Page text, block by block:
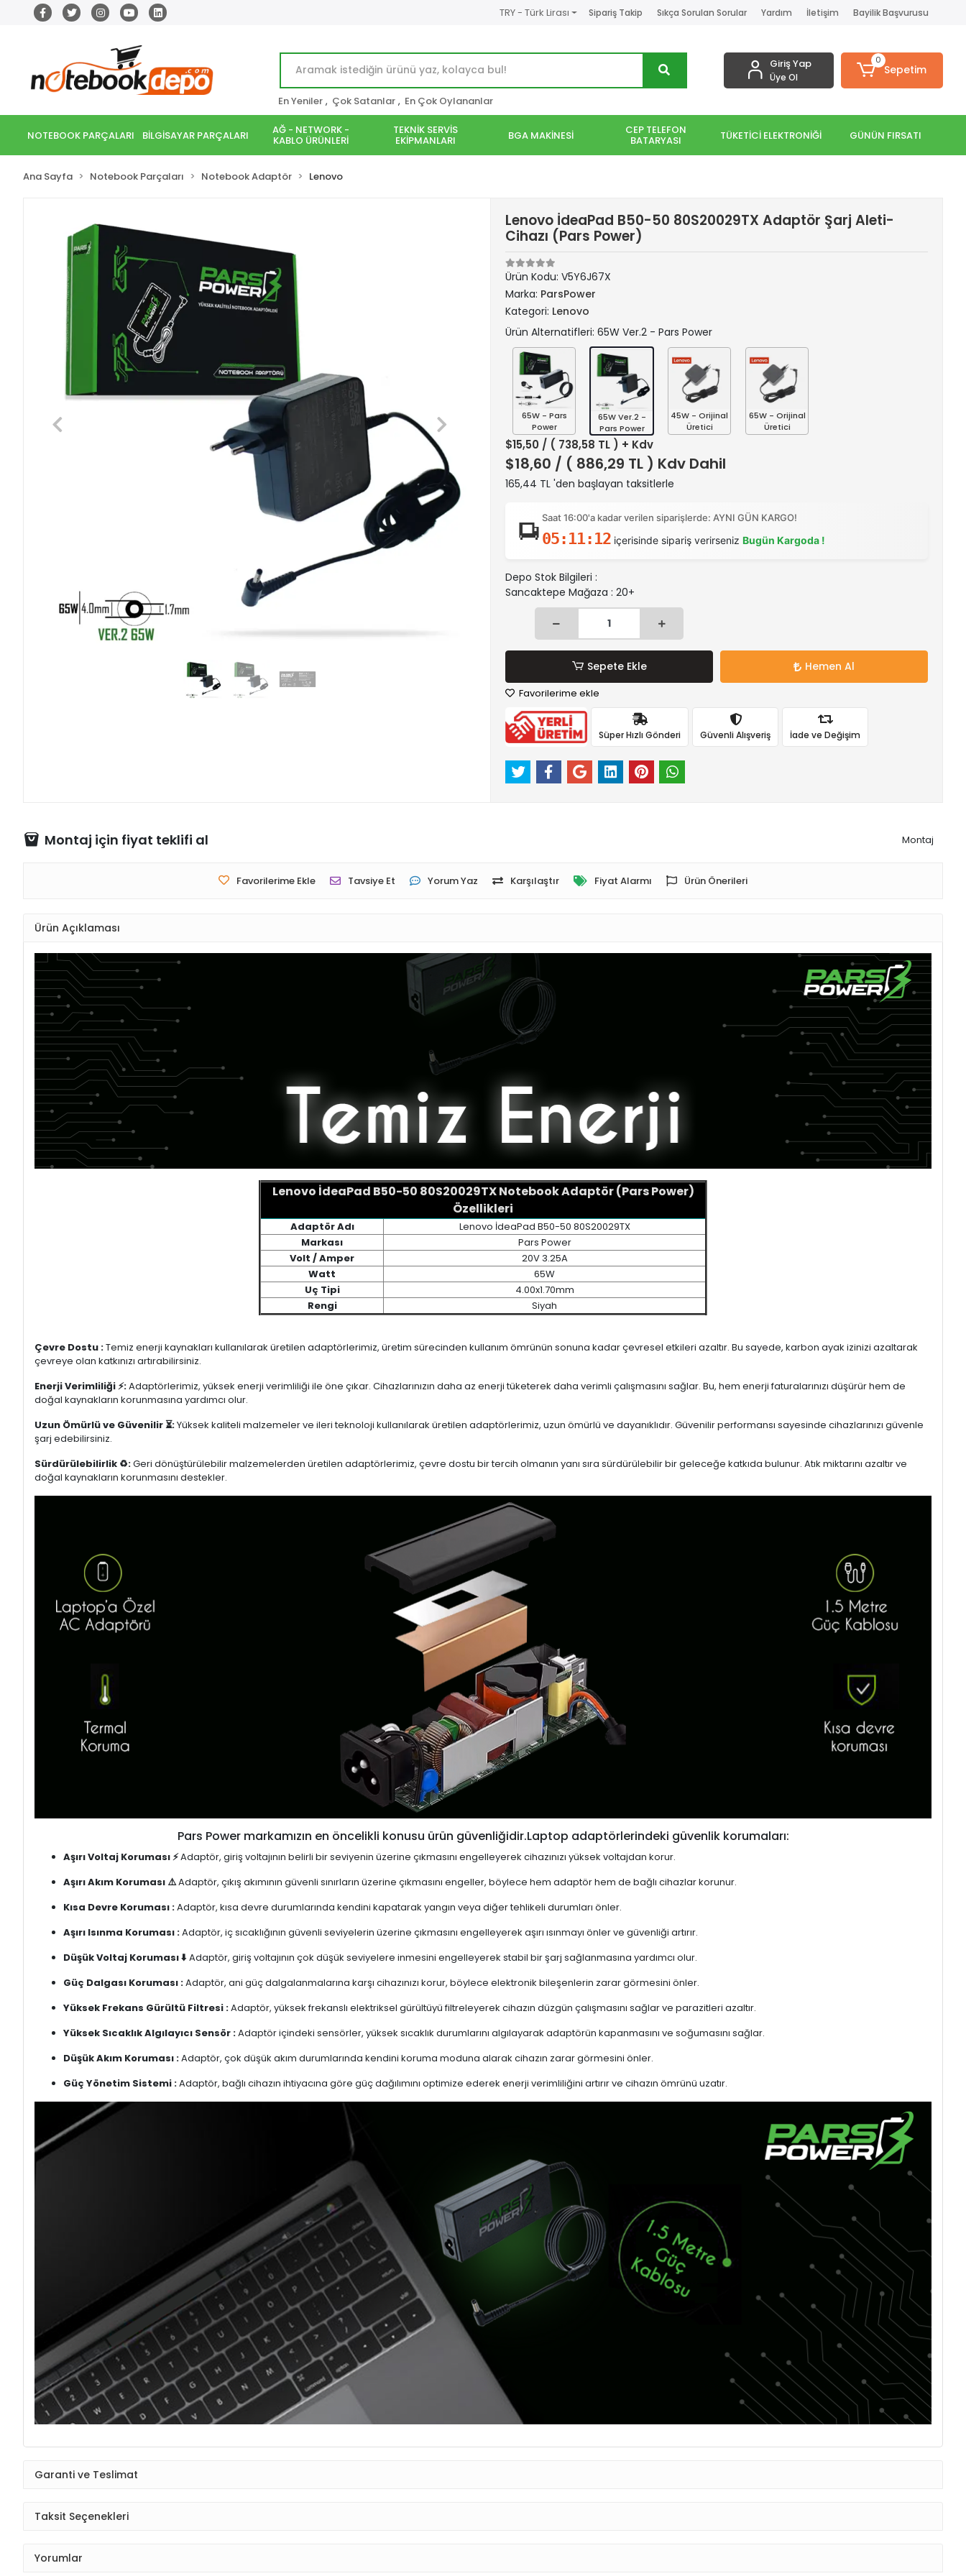
TRY - Türk Lirası Sipariş Takip Sıkça Sorulan Sorular Yardım İletişim Bayilik Başvurusu
En Yeniler , Çok Satanlar , En Çok Oylananlar
Giriş Yap
Üye Ol
0
Sepetim
NOTEBOOK PARÇALARI BİLGİSAYAR PARÇALARI AĞ - NETWORK -
KABLO ÜRÜNLERİ
TEKNİK SERVİS
EKİPMANLARI BGA MAKİNESİ CEP TELEFON
BATARYASI TÜKETİCİ ELEKTRONİĞİ GÜNÜN FIRSATI
Ana Sayfa Notebook Parçaları Notebook Adaptör Lenovo
Lenovo İdeaPad B50-50 80S20029TX Adaptör Şarj Aleti-
Cihazı (Pars Power)
Ürün Kodu: V5Y6J67X
Marka: ParsPower
Kategori: Lenovo
Ürün Alternatifleri: 65W Ver.2 - Pars Power
65W - Pars
Power
65W Ver.2 -
Pars Power
45W - Orijinal
Üretici
65W - Orijinal
Üretici
$15,50 / ( 738,58 TL ) + Kdv
$18,60 / ( 886,29 TL ) Kdv Dahil
165,44 TL 'den başlayan taksitlerle
Saat 16:00'a kadar verilen siparişlerde: AYNI GÜN KARGO!
05:11:11 içerisinde sipariş verirseniz Bugün Kargoda !
Depo Stok Bilgileri :
Sancaktepe Mağaza : 20+
Sepete Ekle Hemen Al
Favorilerime ekle
Süper Hızlı Gönderi Güvenli Alışveriş İade ve Değişim
Montaj için fiyat teklifi al Montaj
Favorilerime Ekle Tavsiye Et Yorum Yaz Karşılaştır Fiyat Alarmı Ürün Önerileri
Ürün Açıklaması
Lenovo İdeaPad B50-50 80S20029TX Notebook Adaptör (Pars Power)
Özellikleri
Adaptör Adı
Lenovo İdeaPad B50-50 80S20029TX
Markası
Pars Power
Volt / Amper
20V 3.25A
Watt
65W
Uç Tipi
4.00x1.70mm
Rengi
Siyah
Çevre Dostu :Temiz enerji kaynakları kullanılarak üretilen adaptörlerimiz, üretim sürecinden kullanım ömrünün sonuna kadar çevresel etkileri azaltır. Bu sayede, karbon ayak izinizi azaltarak
çevreye olan katkınızı artırabilirsiniz.
Enerji Verimliliği ⚡:Adaptörlerimiz, yüksek enerji verimliliği ile öne çıkar. Cihazlarınızın daha az enerji tüketerek daha verimli çalışmasını sağlar. Bu, hem enerji faturalarınızı düşürür hem de
doğal kaynakların korunmasına yardımcı olur.
Uzun Ömürlü ve Güvenilir ⏳:Yüksek kaliteli malzemeler ve ileri teknoloji kullanılarak üretilen adaptörlerimiz, uzun ömürlü ve dayanıklıdır. Güvenilir performansı sayesinde cihazlarınızı güvenle
şarj edebilirsiniz.
Sürdürülebilirlik ♻️:Geri dönüştürülebilir malzemelerden üretilen adaptörlerimiz, çevre dostu bir tercih olmanın yanı sıra sürdürülebilir bir geleceğe katkıda bulunur. Atık miktarını azaltır ve
doğal kaynakların korunmasını destekler.
Pars Power markamızın en öncelikli konusu ürün güvenliğidir.Laptop adaptörlerindeki güvenlik korumaları:
Aşırı Voltaj Koruması ⚡Adaptör, giriş voltajının belirli bir seviyenin üzerine çıkmasını engelleyerek cihazınızı yüksek voltajdan korur.
Aşırı Akım Koruması ⚠️Adaptör, çıkış akımının güvenli sınırların üzerine çıkmasını engeller, böylece hem adaptör hem de bağlı cihazlar korunur.
Kısa Devre Koruması :Adaptör, kısa devre durumlarında kendini kapatarak yangın veya diğer tehlikeli durumları önler.
Aşırı Isınma Koruması :Adaptör, iç sıcaklığının güvenli seviyelerin üzerine çıkmasını engelleyerek aşırı ısınmayı önler ve güvenliği artırır.
Düşük Voltaj Koruması ⬇️Adaptör, giriş voltajının çok düşük seviyelere inmesini engelleyerek stabil bir şarj sağlanmasına yardımcı olur.
Güç Dalgası Koruması :Adaptör, ani güç dalgalanmalarına karşı cihazınızı korur, böylece elektronik bileşenlerin zarar görmesini önler.
Yüksek Frekans Gürültü Filtresi :Adaptör, yüksek frekanslı elektriksel gürültüyü filtreleyerek cihazın düzgün çalışmasını sağlar ve parazitleri azaltır.
Yüksek Sıcaklık Algılayıcı Sensör :Adaptör içindeki sensörler, yüksek sıcaklık durumlarını algılayarak adaptörün kapanmasını ve soğumasını sağlar.
Düşük Akım Koruması :Adaptör, çok düşük akım durumlarında kendini koruma moduna alarak cihazın zarar görmesini önler.
Güç Yönetim Sistemi :Adaptör, bağlı cihazın ihtiyacına göre güç dağılımını optimize ederek enerji verimliliğini artırır ve cihazın ömrünü uzatır.
Garanti ve Teslimat
Taksit Seçenekleri
Yorumlar